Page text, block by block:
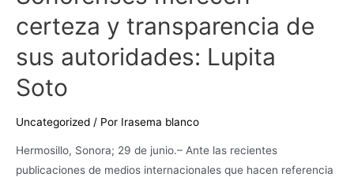
certeza y transparencia de
sus autoridades: Lupita
Soto
Uncategorized / Por Irasema blanco
Hermosillo, Sonora; 29 de junio.– Ante las recientes
publicaciones de medios internacionales que hacen referencia